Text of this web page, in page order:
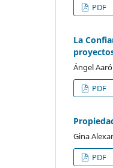
PDF
La
Ángel
PDF
Gina
PDF